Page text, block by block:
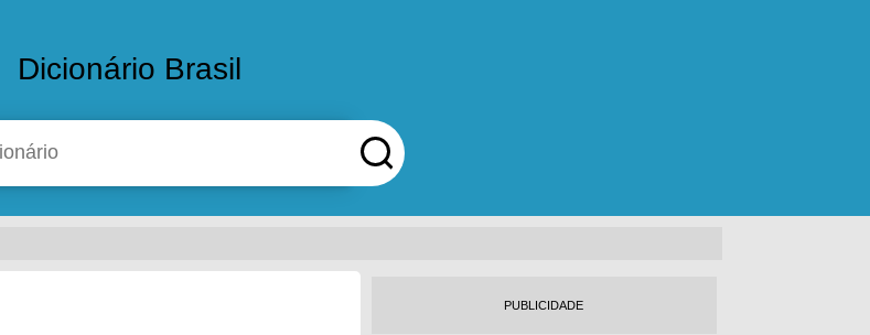
Dicionário Brasil
PUBLICIDADE